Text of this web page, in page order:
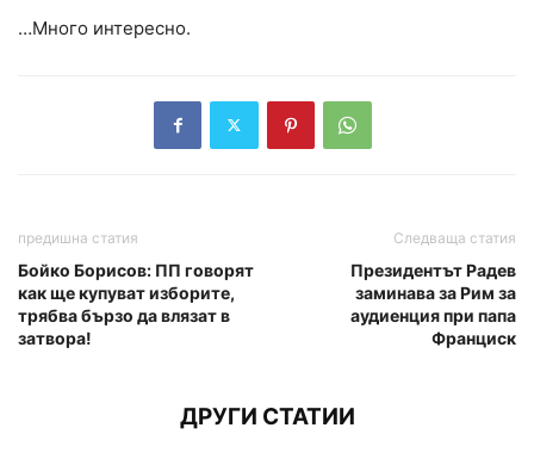
…Много интересно.
предишна статия
Бойко Борисов: ПП говорят
как ще купуват изборите,
трябва бързо да влязат в
затвора!
Следваща статия
Президентът Радев
заминава за Рим за
аудиенция при папа
Франциск
ДРУГИ СТАТИИ